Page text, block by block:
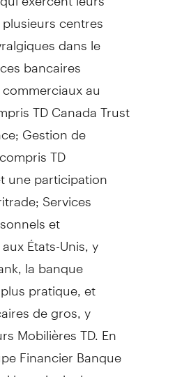
centres
dans le
bancaires
au
TD Canada Trust
Gestion de
TD
une participation
Services
et
États-Unis, y
la banque
pratique, et
de gros, y
Mobilières TD. En
Financier Banque